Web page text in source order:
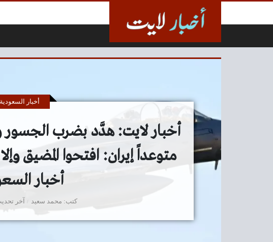
أخبار لايت: هدَّد بضرب
متوعداً إيران: افتحوا المضيق
أخبار
كتب محمد سعيد
أخبار السعودية
آخر